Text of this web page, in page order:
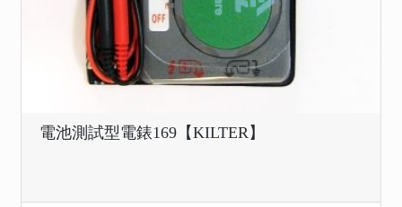
電池測試型電錶169【KILTER】